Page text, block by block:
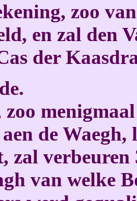
zoo
en zal den
der
de
zal
van welke